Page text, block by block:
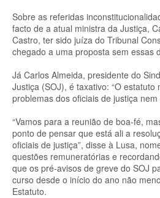
Sobre as referidas
facto de a atual ministra da Justiça,
Castro, ter sido juíza do Tribunal
chegado a uma proposta sem essas
Já Carlos Almeida, presidente do
Justiça (SOJ), é taxativo: “O estatuto
problemas dos oficiais de justiça nem
“Vamos para a reunião de boa-fé,
ponto de pensar que está ali a
oficiais de justiça”, disse à Lusa,
questões remuneratórias e
que os pré-avisos de greve do SOJ
curso desde o início do ano não
Estatuto.